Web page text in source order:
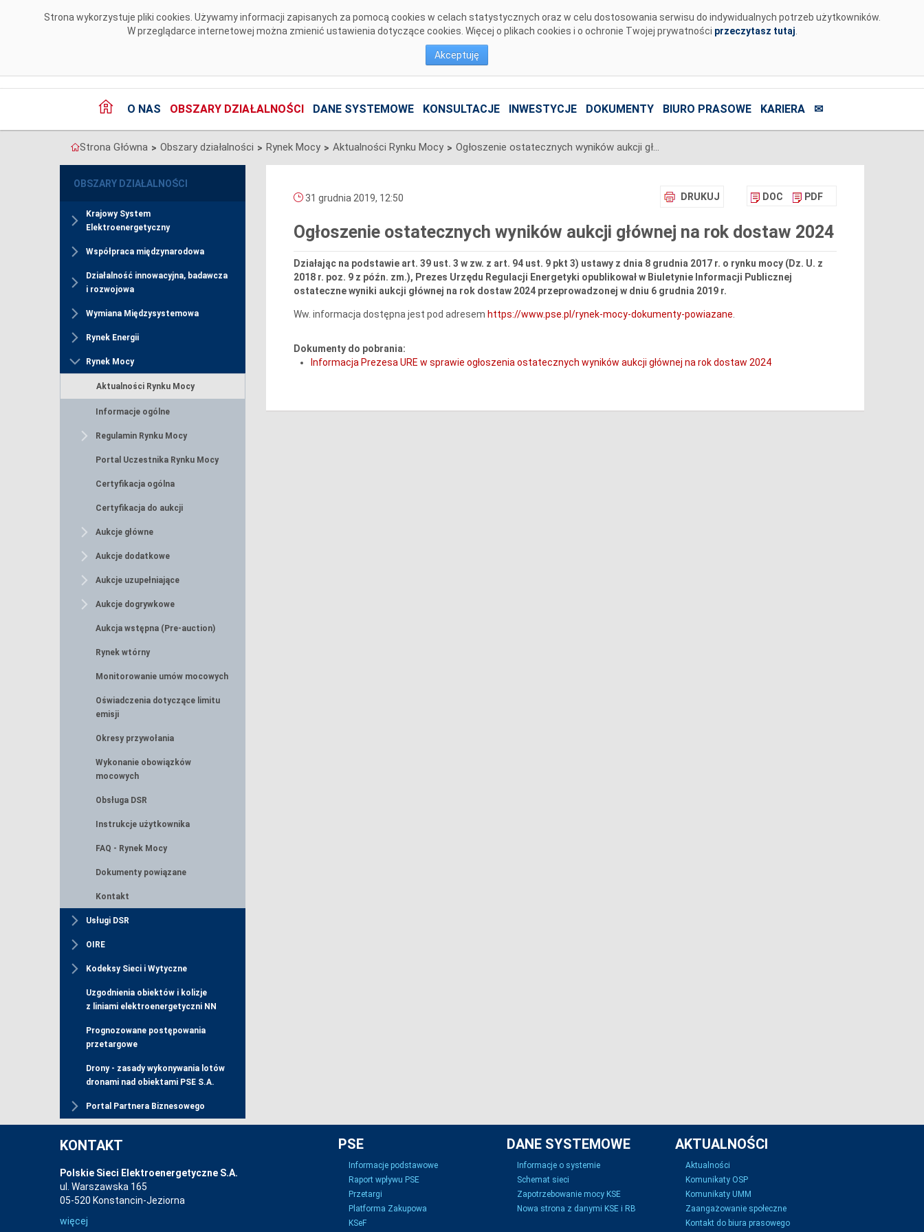
Strona wykorzystuje pliki cookies. Używamy informacji zapisanych za pomocą cookies w celach statystycznych oraz w celu dostosowania serwisu do indywidualnych potrzeb użytkowników.
W przeglądarce internetowej można zmienić ustawienia dotyczące cookies. Więcej o plikach cookies i o ochronie Twojej prywatności przeczytasz tutaj
Akceptuję
O NAS OBSZARY DZIAŁALNOŚCI DANE SYSTEMOWE KONSULTACJE INWESTYCJE DOKUMENTY BIURO PRASOWE KARIERA ✉
Strona Główna > Obszary działalności > Rynek Mocy > Aktualności Rynku Mocy > Ogłoszenie ostatecznych wyników aukcji głównej na rok dostaw 2024
OBSZARY DZIAŁALNOŚCI
Krajowy System
Elektroenergetyczny
Współpraca międzynarodowa
Działalność innowacyjna, badawcza
i rozwojowa
Wymiana Międzysystemowa
Rynek Energii
Rynek Mocy
Aktualności Rynku Mocy
Informacje ogólne
Regulamin Rynku Mocy
Portal Uczestnika Rynku Mocy
Certyfikacja ogólna
Certyfikacja do aukcji
Aukcje główne
Aukcje dodatkowe
Aukcje uzupełniające
Aukcje dogrywkowe
Aukcja wstępna (Pre-auction)
Rynek wtórny
Monitorowanie umów mocowych
Oświadczenia dotyczące limitu
emisji
Okresy przywołania
Wykonanie obowiązków
mocowych
Obsługa DSR
Instrukcje użytkownika
FAQ - Rynek Mocy
Dokumenty powiązane
Kontakt
Usługi DSR
OIRE
Kodeksy Sieci i Wytyczne
Uzgodnienia obiektów i kolizje
z liniami elektroenergetyczni NN
Prognozowane postępowania
przetargowe
Drony - zasady wykonywania lotów
dronami nad obiektami PSE S.A.
Portal Partnera Biznesowego
DRUKUJ DOC PDF
31 grudnia 2019, 12:50
Ogłoszenie ostatecznych wyników aukcji głównej na rok dostaw 2024
Działając na podstawie art. 39 ust. 3 w zw. z art. 94 ust. 9 pkt 3) ustawy z dnia 8 grudnia 2017 r. o rynku mocy (Dz. U. z
2018 r. poz. 9 z późn. zm.), Prezes Urzędu Regulacji Energetyki opublikował w Biuletynie Informacji Publicznej
ostateczne wyniki aukcji głównej na rok dostaw 2024 przeprowadzonej w dniu 6 grudnia 2019 r.
Ww. informacja dostępna jest pod adresem https://www.pse.pl/rynek-mocy-dokumenty-powiazane
Dokumenty do pobrania:
Informacja Prezesa URE w sprawie ogłoszenia ostatecznych wyników aukcji głównej na rok dostaw 2024
KONTAKT
Polskie Sieci Elektroenergetyczne S.A.
ul. Warszawska 165
05-520 Konstancin-Jeziorna
więcej
PSE
Informacje podstawowe
Raport wpływu PSE
Przetargi
Platforma Zakupowa
KSeF
DANE SYSTEMOWE
Informacje o systemie
Schemat sieci
Zapotrzebowanie mocy KSE
Nowa strona z danymi KSE i RB
AKTUALNOŚCI
Aktualności
Komunikaty OSP
Komunikaty UMM
Zaangażowanie społeczne
Kontakt do biura prasowego